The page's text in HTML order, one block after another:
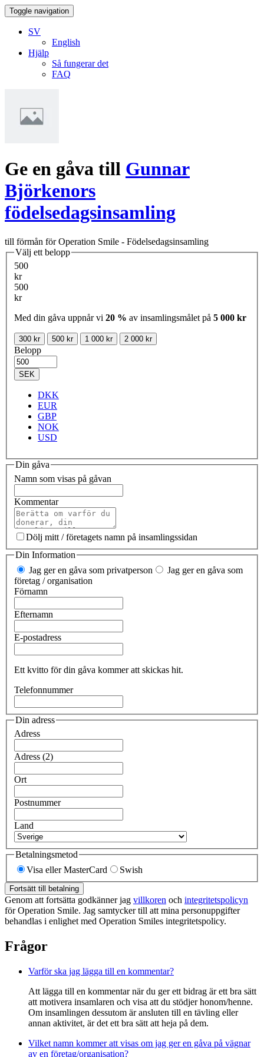
Toggle navigation
SV
English
Hjälp
Så fungerar det
FAQ
Ge en gåva till Gunnar
Björkenors
födelsedagsinsamling
till förmån för Operation Smile - Födelsedagsinsamling
Välj ett belopp
500
kr
500
kr
Med din gåva uppnår vi 20 % av insamlingsmålet på 5 000 kr
300 kr 500 kr 1 000 kr 2 000 kr
Belopp
SEK
DKK
EUR
GBP
NOK
USD
Din gåva
Namn som visas på gåvan
Kommentar
Dölj mitt / företagets namn på insamlingssidan
Din Information
Jag ger en gåva som privatperson
Jag ger en gåva som
företag / organisation
Förnamn
Efternamn
E-postadress
Ett kvitto för din gåva kommer att skickas hit.
Telefonnummer
Din adress
Adress
Adress (2)
Ort
Postnummer
Land
Betalningsmetod
Visa eller MasterCard
Swish
Fortsätt till betalning
Genom att fortsätta godkänner jag villkoren och integritetspolicyn
för Operation Smile. Jag samtycker till att mina personuppgifter
behandlas i enlighet med Operation Smiles integritetspolicy.
Frågor
Varför ska jag lägga till en kommentar?
Att lägga till en kommentar när du ger ett bidrag är ett bra sätt
att motivera insamlaren och visa att du stödjer honom/henne.
Om insamlingen dessutom är ansluten till en tävling eller
annan aktivitet, är det ett bra sätt att heja på dem.
Vilket namn kommer att visas om jag ger en gåva på vägnar
av en företag/organisation?